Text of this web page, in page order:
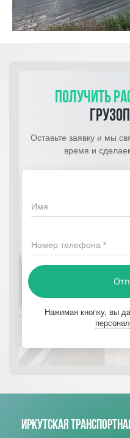
Получить
Оставьте заявку и мы
время и
Имя
Номер телефона *
Нажимая кнопку, вы
ИРКУТСКАЯ